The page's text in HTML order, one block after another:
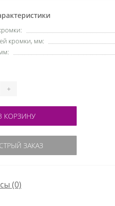
кромки, мм:
+
КОРЗИНУ
ЗАКАЗ
(0)